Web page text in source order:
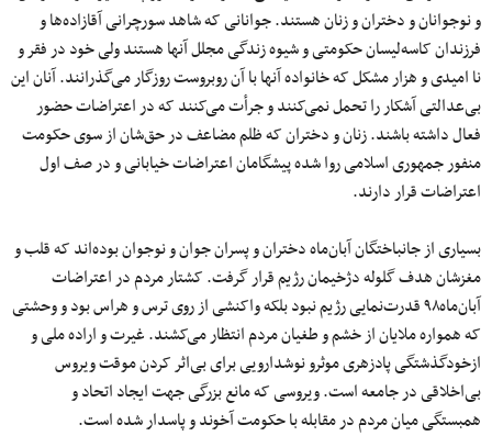
و نوجوانان و دختران و زنان هستند. جوانانی که شاهد سورچرانی آقازاده‌ها و
فرزندان کاسه‌لیسان حکومتی و شیوه زندگی مجلل آنها هستند ولی خود در فقر و
نا امیدی و هزار مشکل که خانواده آنها با ‌آن روبروست روزگار می‌گذرانند. آنان این
بی‌عدالتی آشکار را تحمل نمی‌کنند و جرأت می‌کنند که در اعتراضات حضور
فعال داشته باشند. زنان و دختران که ظلم مضاعف در حق‌شان از سوی حکومت
منفور جمهوری اسلامی روا شده پیشگامان اعتراضات خیابانی و در صف اول
اعتراضات قرار دارند.
بسیاری از جانباختگان آبان‌ماه دختران و پسران جوان و نوجوان بوده‌اند که قلب‌ و
مغزشان هدف گلوله دژخیمان رژیم قرار گرفت. کشتار مردم در اعتراضات
آبان‌ماه۹۸ قدرت‌نمایی رژیم نبود بلکه واکنشی از روی ترس و هراس بود و وحشتی
که همواره ملایان از خشم و طغیان مردم انتظار می‌کشند. غیرت و اراده ملی و
ازخودگذشتگی پادزهری موثرو نوشدارویی برای بی‌اثر کردن موقت ویروس
بی‌اخلاقی در جامعه است. ویروسی که مانع بزرگی جهت ایجاد اتحاد و
همبستگی میان مردم در مقابله با حکومت آخوند و پاسدار شده است.